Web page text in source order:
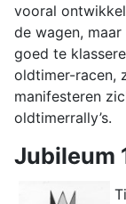
vooral
de wagen,
goed te
oldtimer-racen,
manifesteren
oldtimerrally’s.
Jubileum